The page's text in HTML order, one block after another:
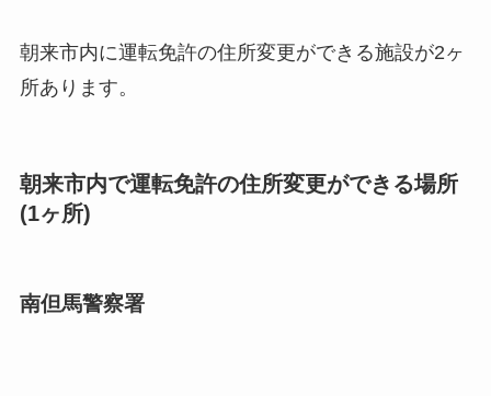
朝来市内に運転免許の住所変更ができる施設が2ヶ
所あります。
朝来市内で運転免許の住所変更ができる場所
(1ヶ所)
南但馬警察署